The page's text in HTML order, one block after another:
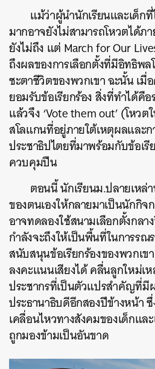
แม้ว่าผู้นำนักเรียนและเด็ก
มากอาจยังไม่สามารถโหวตได้ภ
ยังไม่ถึง แต่ March for Our
ถึงผลของการเลือกตั้งที่มีอิทธิพ
ชะตาชีวิตของพวกเขา ฉะนั้น เมื่
ยอมรับข้อเรียกร้อง สิ่งที่ทำได้คื
แล้วจึง ‘Vote them out’ (โหว
สโลแกนที่อยู่ภายใต้เหตุผลและก
ประชาธิปไตยที่มาพร้อมกับข้อเรี
ควบคุมปืน
ตอนนี้ นักเรียนม.ปลายเหล่
ของตนเองให้กลายมาเป็นนักกิจ
อาจทดลองใช้สนามเลือกตั้งกล
กำลังจะถึงให้เป็นพื้นที่ในการร
สนับสนุนข้อเรียกร้องของพวกเข
ลงคะแนนเสียงได้ คลื่นลูกใหม่เ
ประชากรที่เป็นตัวแปรสำคัญที่มี
ประธานาธิบดีอีกสองปีข้างหน้า
เคลื่อนไหวทางสังคมของเด็กแล
ถูกมองข้ามเป็นอันขาด